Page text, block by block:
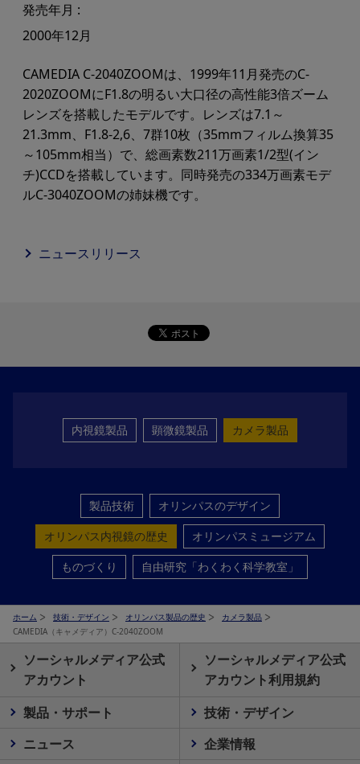
発売年月
2000年12月
CAMEDIA C-2040ZOOMは、1999年11月発売のC-
2020ZOOMにF1.8の明るい大口径の高性能3倍ズーム
レンズを搭載したモデルです。レンズは7.1～
21.3mm、F1.8-2,6、7群10枚（35mmフィルム換算35
～105mm相当）で、総画素数211万画素1/2型(イン
チ)CCDを搭載しています。同時発売の334万画素モデ
ルC-3040ZOOMの姉妹機です。
ニュースリリース
内視鏡製品 顕微鏡製品 カメラ製品
製品技術
オリンパスのデザイン
オリンパス内視鏡の歴史
オリンパスミュージアム
ものづくり
自由研究「わくわく科学教室」
ホーム 技術・デザイン オリンパス製品の歴史
カメラ製品
CAMEDIA（キャメディア）C-2040ZOOM
ソーシャルメディア公式
アカウント
ソーシャルメディア公式
アカウント利用規約
製品・サポート
技術・デザイン
ニュース
企業情報